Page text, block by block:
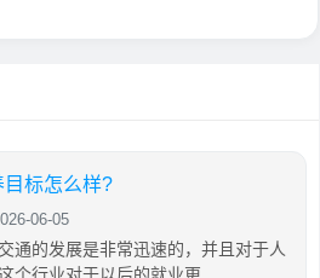
标怎么样?
06-05
通的发展是非常迅速的，并且对于人